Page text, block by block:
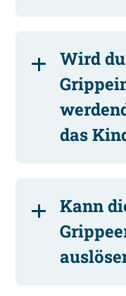
Wird
das
Kann